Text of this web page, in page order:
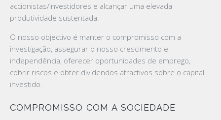
accionistas/investidores e alcançar uma elevada
produtividade sustentada.
O nosso objectivo é manter o compromisso com a
investigação, assegurar o nosso crescimento e
independência, oferecer oportunidades de emprego,
cobrir riscos e obter dividendos atractivos sobre o capital
investido.
COMPROMISSO COM A SOCIEDADE